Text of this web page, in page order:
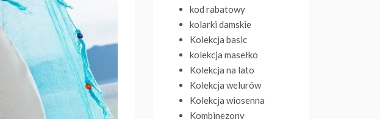
kod rabatowy
kolarki damskie
Kolekcja basic
kolekcja masełko
Kolekcja na lato
Kolekcja welurów
Kolekcja wiosenna
Kombinezony